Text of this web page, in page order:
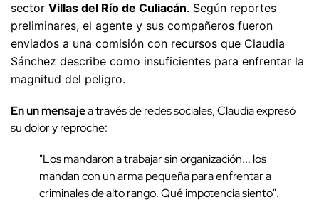
sector Villas del Río de Culiacán. Según reportes
preliminares, el agente y sus compañeros fueron
enviados a una comisión con recursos que Claudia
Sánchez describe como insuficientes para enfrentar la
magnitud del peligro.
En un mensajea través de redes sociales, Claudia expresó
su dolor y reproche:
"Los mandaron a trabajar sin organización... los
mandan con un arma pequeña para enfrentar a
criminales de alto rango. Qué impotencia siento".